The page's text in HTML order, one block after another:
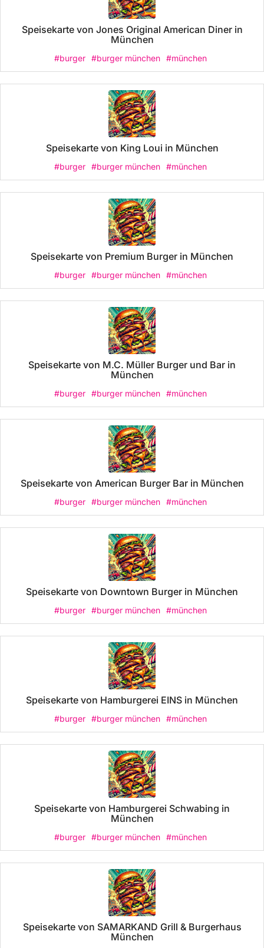
Speisekarte von Jones Original American Diner in
München
#burger #burger münchen #münchen
Speisekarte von King Loui in München
#burger #burger münchen #münchen
Speisekarte von Premium Burger in München
#burger #burger münchen #münchen
Speisekarte von M.C. Müller Burger und Bar in
München
#burger #burger münchen #münchen
Speisekarte von American Burger Bar in München
#burger #burger münchen #münchen
Speisekarte von Downtown Burger in München
#burger #burger münchen #münchen
Speisekarte von Hamburgerei EINS in München
#burger #burger münchen #münchen
Speisekarte von Hamburgerei Schwabing in
München
#burger #burger münchen #münchen
Speisekarte von SAMARKAND Grill & Burgerhaus
München